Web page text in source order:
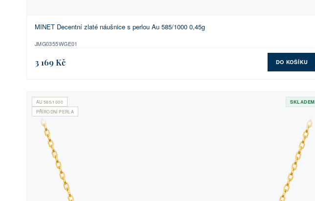
MINET Decentní zlaté náušnice s perlou Au 585/1000 0,45g
JMG0355WGE01
3 169 Kč DO KOŠÍKU
AU 585/1000
PŘÍRODNÍ PERLA
SKLADEM